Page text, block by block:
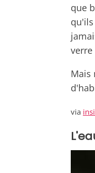
que
verre
Mais
via